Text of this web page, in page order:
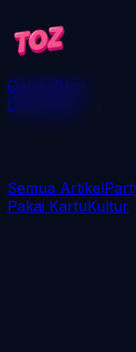
GamesBlog
Download
Semua Artikel
Pakai KartuKultur